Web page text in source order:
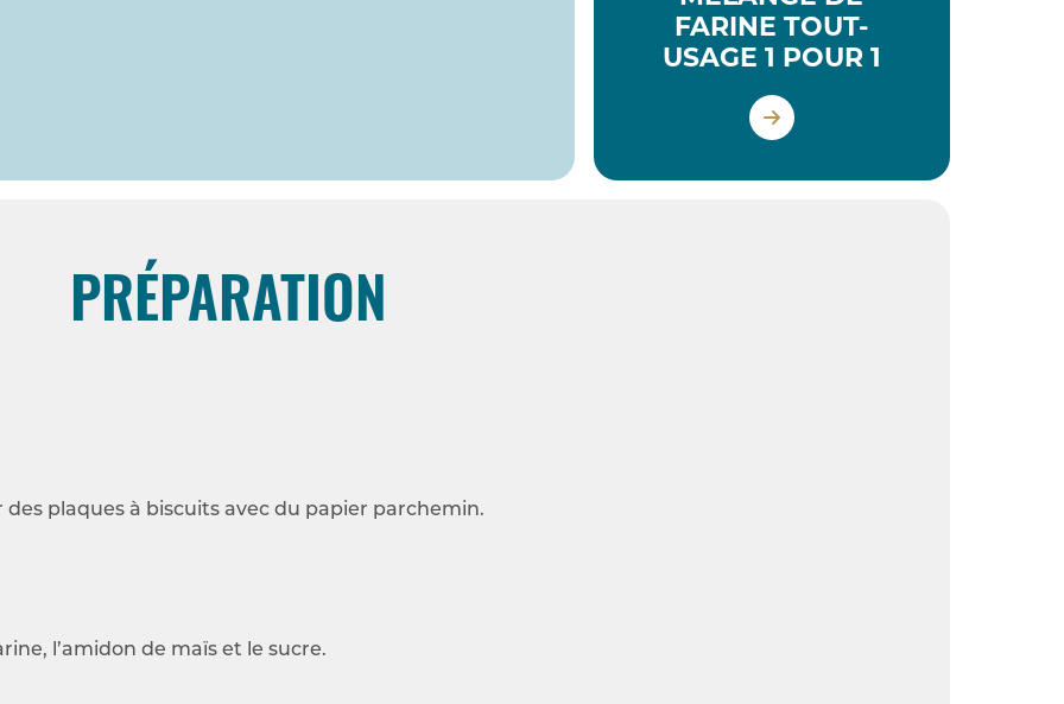
FARINE TOUT-
USAGE 1 POUR 1
PRÉPARATION
des plaques à biscuits avec du papier parchemin.
l’amidon de maïs et le sucre.